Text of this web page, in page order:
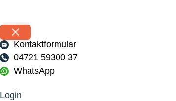
Kontaktformular
04721 59300 37
WhatsApp
Login